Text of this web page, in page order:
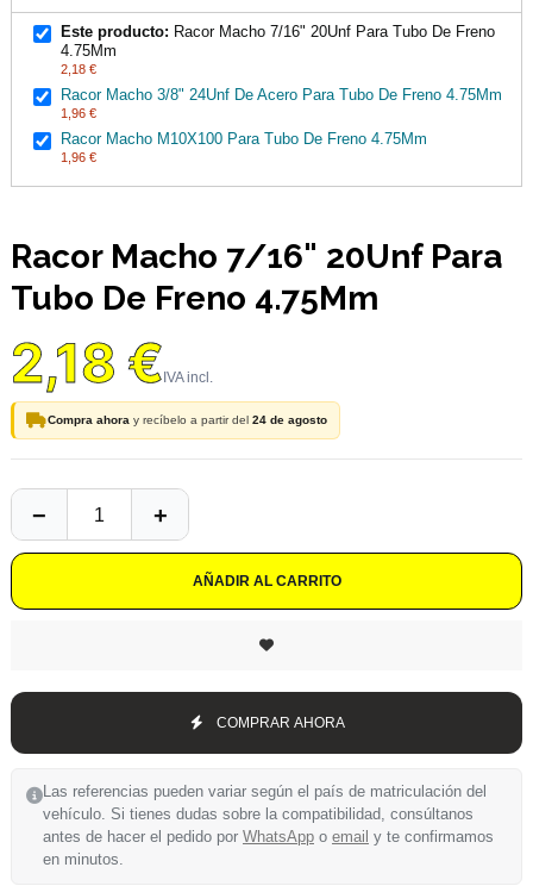
Este producto: Racor Macho 7/16" 20Unf Para Tubo De Freno
4.75Mm
2,18 €
Racor Macho 3/8" 24Unf De Acero Para Tubo De Freno 4.75Mm
1,96 €
Racor Macho M10X100 Para Tubo De Freno 4.75Mm
1,96 €
Racor Macho 7/16" 20Unf Para
Tubo De Freno 4.75Mm
2,18 €
Compra ahora y recíbelo a partir del 24 de agosto
AÑADIR AL CARRITO
COMPRAR AHORA
Las referencias pueden variar según el país de matriculación del
vehículo. Si tienes dudas sobre la compatibilidad, consúltanos
antes de hacer el pedido por WhatsApp o email y te confirmamos
en minutos.